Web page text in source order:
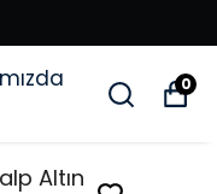
0
Altın